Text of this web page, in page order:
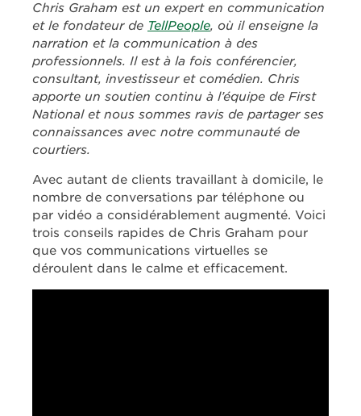
Chris Graham est un expert en communication
et le fondateur de TellPeople, où il enseigne la
narration et la communication à des
professionnels. Il est à la fois conférencier,
consultant, investisseur et comédien. Chris
apporte un soutien continu à l’équipe de First
National et nous sommes ravis de partager ses
connaissances avec notre communauté de
courtiers.
Avec autant de clients travaillant à domicile, le
nombre de conversations par téléphone ou
par vidéo a considérablement augmenté. Voici
trois conseils rapides de Chris Graham pour
que vos communications virtuelles se
déroulent dans le calme et efficacement.